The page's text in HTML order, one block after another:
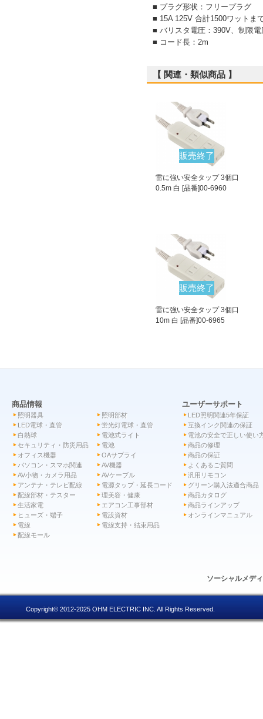
■ プラグ形状：フリープラグ
■ 15A 125V 合計1500ワットま
■ バリスタ電圧：390V、制限
■ コード長：2m
【 関連・類似商品 】
販売終了
雷に強い安全タップ 3個口
0.5m 白 [品番]00-6960
販売終了
雷に強い安全タップ 3個口
10m 白 [品番]00-6965
商品情報
照明器具
照明部材
LED電球・直管
蛍光灯電球・直管
白熱球
電池式ライト
セキュリティ・防災用品
電池
オフィス機器
OAサプライ
パソコン・スマホ関連
AV機器
AV小物・カメラ用品
AVケーブル
アンテナ・テレビ配線
電源タップ・延長コード
配線部材・テスター
理美容・健康
生活家電
エアコン工事部材
ヒューズ・端子
電設資材
電線
電線支持・結束用品
配線モール
ユーザーサポート
LED照明関連5年保証
互換インク関連の保証
電池の安全で正しい使い
商品の修理
商品の保証
よくあるご質問
汎用リモコン
グリーン購入法適合商品
商品カタログ
商品ラインアップ
オンラインマニュアル
ソーシャルメデ
Copyright© 2012-2025 OHM ELECTRIC INC. All Rights Reserved.